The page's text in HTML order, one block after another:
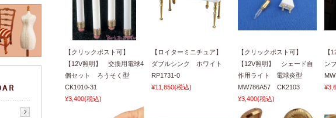
【クリックポスト可】
【12V照明】 交換用電球4
個セット ろうそく型
CK1010-31
¥3,400(税込)
【ロイターミニチュア】
ダブルシンク ホワイト
RP1731-0
¥11,850(税込)
【クリックポスト可】
【12V照明】 シェード自
作用ライト 電球炎型
MW786A57 CK2103
¥3,400(税込)
【
ン